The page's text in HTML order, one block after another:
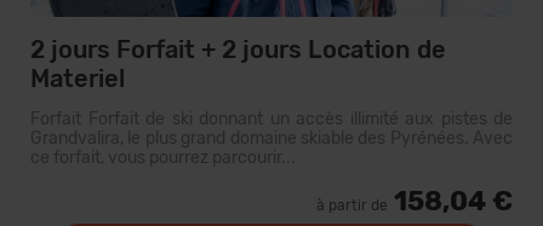
2 jours Forfait + 2 jours Location de
Materiel
Forfait Forfait de ski donnant un accès illimité aux pistes de
Grandvalira, le plus grand domaine skiable des Pyrénées. Avec
ce forfait, vous pourrez parcourir...
à partir de 158,04 €